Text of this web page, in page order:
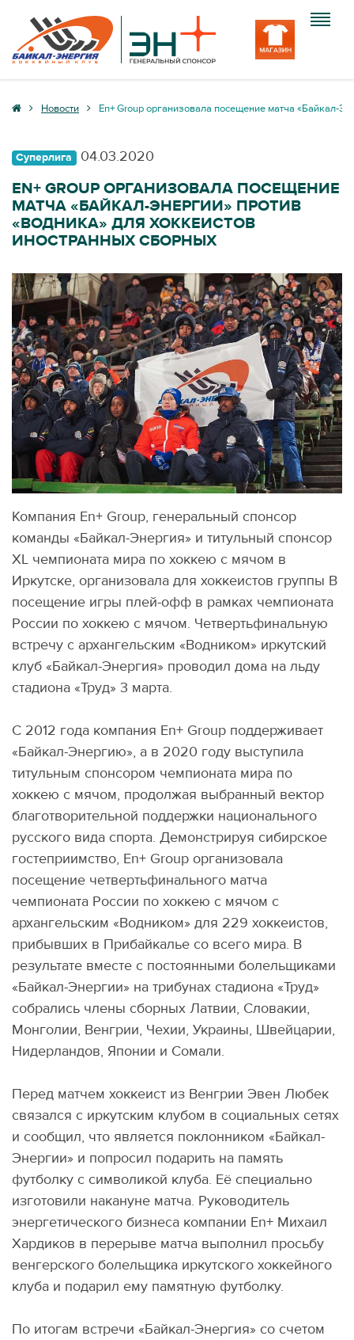
Клуб
Медиа
Вход
Новости En+ Group организовала посещение матча «Байкал-
Суперлига 04.03.2020
EN+ GROUP ОРГАНИЗОВАЛА ПОСЕЩЕНИЕ
МАТЧА «БАЙКАЛ-ЭНЕРГИИ» ПРОТИВ
«ВОДНИКА» ДЛЯ ХОККЕИСТОВ
ИНОСТРАННЫХ СБОРНЫХ
Компания En+ Group, генеральный спонсор
команды «Байкал-Энергия» и титульный спонсор
XL чемпионата мира по хоккею с мячом в
Иркутске, организовала для хоккеистов группы B
посещение игры плей-офф в рамках чемпионата
России по хоккею с мячом. Четвертьфинальную
встречу с архангельским «Водником» иркутский
клуб «Байкал-Энергия» проводил дома на льду
стадиона «Труд» 3 марта.
С 2012 года компания En+ Group поддерживает
«Байкал-Энергию», а в 2020 году выступила
титульным спонсором чемпионата мира по
хоккею с мячом, продолжая выбранный вектор
благотворительной поддержки национального
русского вида спорта. Демонстрируя сибирское
гостеприимство, En+ Group организовала
посещение четвертьфинального матча
чемпионата России по хоккею с мячом с
архангельским «Водником» для 229 хоккеистов,
прибывших в Прибайкалье со всего мира. В
результате вместе с постоянными болельщиками
«Байкал-Энергии» на трибунах стадиона «Труд»
собрались члены сборных Латвии, Словакии,
Монголии, Венгрии, Чехии, Украины, Швейцарии,
Нидерландов, Японии и Сомали.
Перед матчем хоккеист из Венгрии Эвен Любек
связался с иркутским клубом в социальных сетях
и сообщил, что является поклонником «Байкал-
Энергии» и попросил подарить на память
футболку с символикой клуба. Её специально
изготовили накануне матча. Руководитель
энергетического бизнеса компании En+ Михаил
Хардиков в перерыве матча выполнил просьбу
венгерского болельщика иркутского хоккейного
клуба и подарил ему памятную футболку.
По итогам встречи «Байкал-Энергия» со счетом